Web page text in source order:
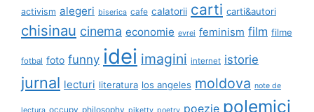
activism alegeri biserica cafe calatorii carti carti&autori
chisinau cinema economie evrei feminism film filme
fotbal foto funny idei imagini internet istorie
jurnal lecturi literatura los angeles moldova note de
occupy philosophy poezie polemici